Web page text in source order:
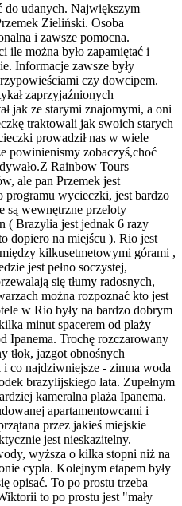
do udanych. Największym
Zieliński. Osoba
i zawsze pomocna.
ile można było zapamiętać i
Informacje zawsze były
czy dowcipem.
zaprzyjaźnionych
jak ze starymi znajomymi, a oni
traktowali jak swoich starych
prowadził nas w wiele
powinienismy zobaczyś,choć
Rainbow Tours
ale pan Przemek jest
programu wycieczki, jest bardzo
są wewnętrzne przeloty
( Brazylia jest jednak 6 razy
dopiero na miejścu ). Rio jest
kilkusetmetowymi górami ,
jest pełno soczystej,
się tłumy radosnych,
można rozpoznać kto jest
w Rio były na bardzo dobrym
minut spacerem od plaży
Ipanema. Trochę rozczarowany
tłok, jazgot obnośnych
co najdziwniejsze - zimna woda
brazylijskiego lata. Zupełnym
kameralna plaża Ipanema.
apartamentowcami i
przez jakieś miejskie
jest nieskazitelny.
wyższa o kilka stopni niż na
cypla. Kolejnym etapem były
opisać. To po prostu trzeba
to po prostu jest "mały